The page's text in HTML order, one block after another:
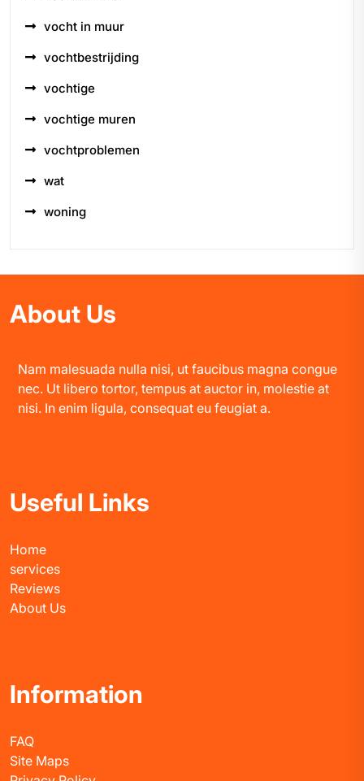
vocht in muur
vochtbestrijding
vochtige
vochtige muren
vochtproblemen
wat
woning
About Us
Nam malesuada nulla nisi, ut faucibus magna congue
nec. Ut libero tortor, tempus at auctor in, molestie at
nisi. In enim ligula, consequat eu feugiat a.
Useful Links
Home
services
Reviews
About Us
Information
FAQ
Site Maps